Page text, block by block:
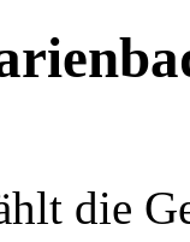
die